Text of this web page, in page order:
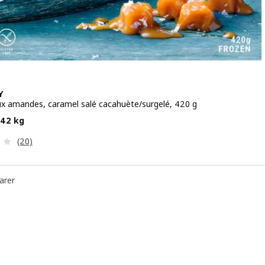
amandes, caramel salé cacahuète/surgelé, 420 g
kg 0.42 kg
Révision: 3.6 hors de 5 étoiles. Nombre total de
(20)